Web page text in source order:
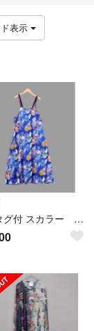
表示
新品タグ付 スカラー 162699：お花いっぱい水族館柄 キャミワンピース